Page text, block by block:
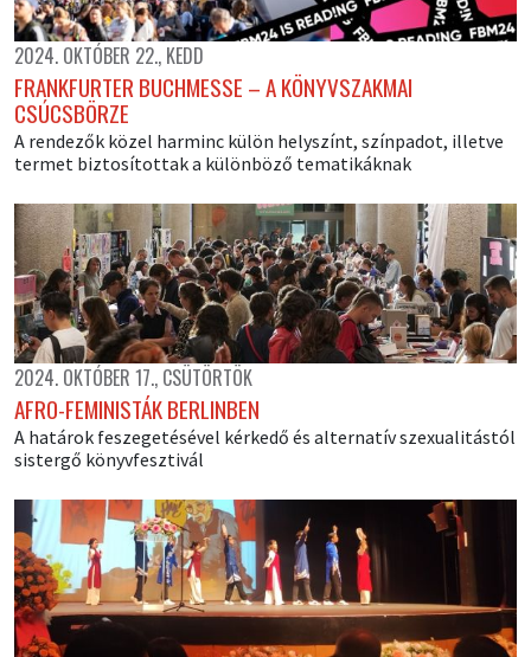
2024. OKTÓBER 22., KEDD
FRANKFURTER BUCHMESSE – A KÖNYVSZAKMAI
CSÚCSBÖRZE
A rendezők közel harminc külön helyszínt, színpadot, illetve
termet biztosítottak a különböző tematikáknak
2024. OKTÓBER 17., CSÜTÖRTÖK
AFRO-FEMINISTÁK BERLINBEN
A határok feszegetésével kérkedő és alternatív szexualitástól
sistergő könyvfesztivál